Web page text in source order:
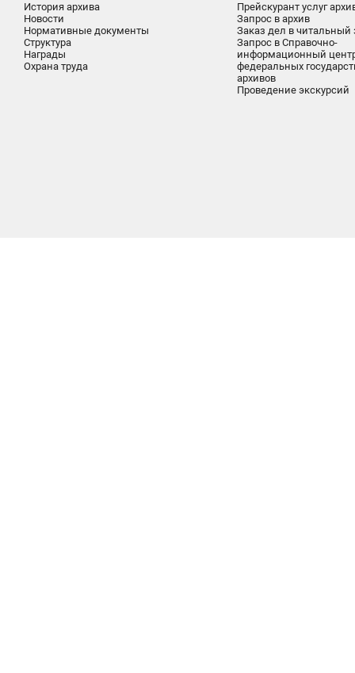
История архива
Новости
Нормативные документы
Структура
Награды
Охрана труда
Прейскурант услуг
Запрос в архив
Заказ дел в читальный
Запрос в Справочно-
информационный
федеральных
архивов
Проведение экскурсий